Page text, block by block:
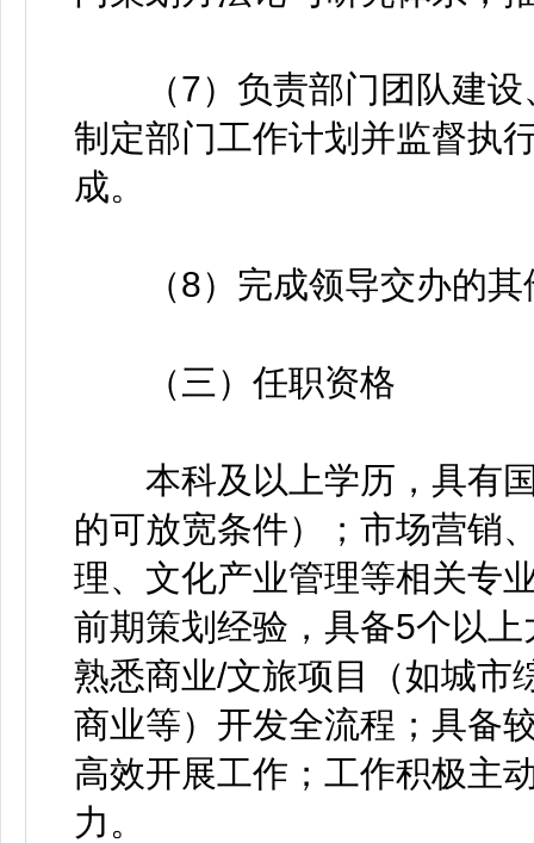
（7）负责部门团队建设
制定部门工作计划并监督执
成。
（8）完成领导交办的其
（三）任职资格
本科及以上学历，具有国
的可放宽条件）；市场营销
理、文化产业管理等相关专
前期策划经验，具备5个以
熟悉商业/文旅项目（如城市
商业等）开发全流程；具备
高效开展工作；工作积极主
力。